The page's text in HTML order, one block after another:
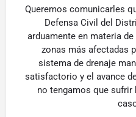
Queremos comunicarles
Defensa Civil del
arduamente en materia
zonas más afectadas
sistema de drenaje
satisfactorio y el avance
no tengamos que sufrir